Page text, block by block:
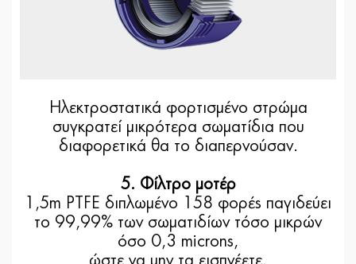
Ηλεκτροστατικά φορτισμένο στρώμα
συγκρατεί μικρότερα σωματίδια που
διαφορετικά θα το διαπερνούσαν.
5. Φίλτρο μοτέρ
1,5m PTFE διπλωμένο 158 φορές παγιδεύει
το 99,99% των σωματιδίων τόσο μικρών
όσο 0,3 microns,
ώστε να μην τα εισπνέετε.